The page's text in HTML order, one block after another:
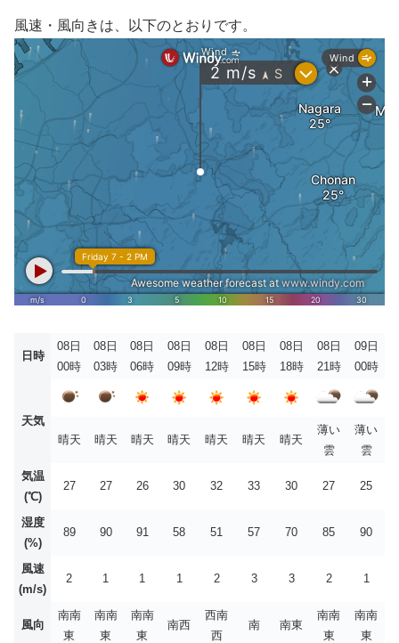
風速・風向きは、以下のとおりです。
日時
08日
00時
08日
03時
08日
06時
08日
09時
08日
12時
08日
15時
08日
18時
08日
21時
09日
00時
天気
晴天
晴天 晴天 晴天 晴天 晴天 晴天
薄い
雲
薄い
雲
気温
(℃)
27 27 26 30 32 33 30 27 25
湿度
(%)
89 90 91 58 51 57 70 85 90
風速
(m/s)
2 1 1 1 2 3 3 2 1
風向
南南
東
南南
東
南南
東
南西
西南
西
南 南東
南南
東
南南
東